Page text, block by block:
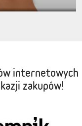
internetowych
zakupów!